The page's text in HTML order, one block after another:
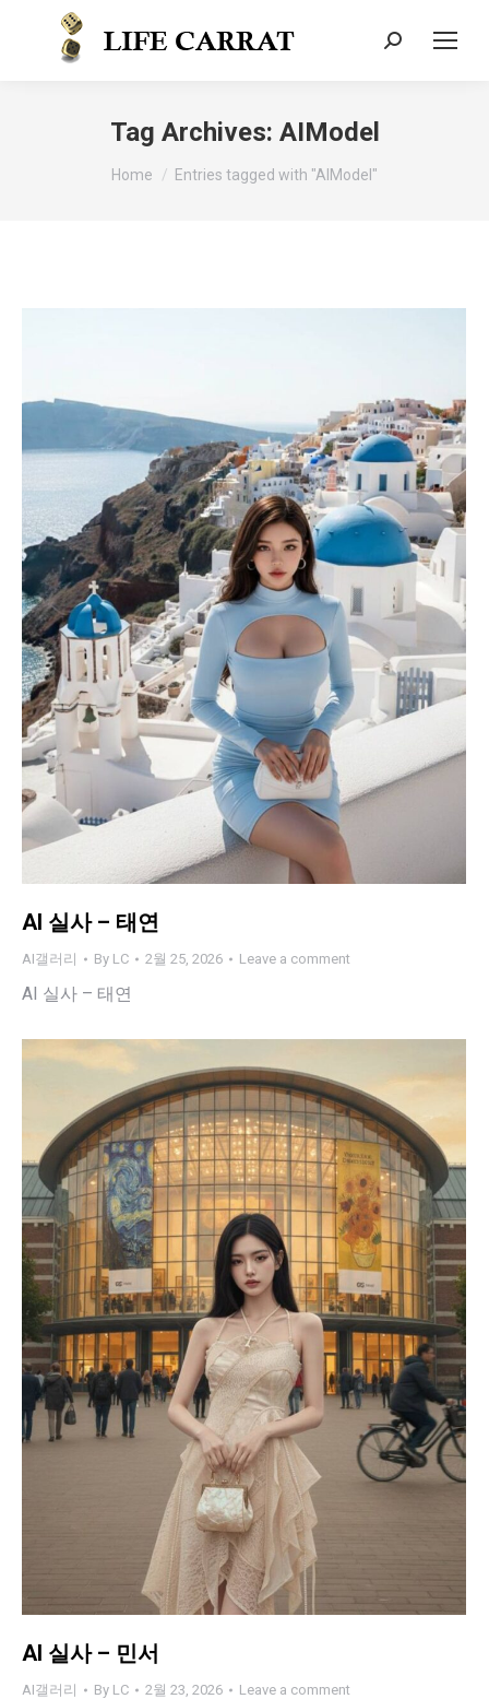
Tag Archives: AIModel
You are here:
Home Entries tagged with "AIModel"
AI 실사 – 태연
AI갤러리 By LC 2월 25, 2026 Leave a comment
AI 실사 – 태연
AI 실사 – 민서
AI갤러리 By LC 2월 23, 2026 Leave a comment